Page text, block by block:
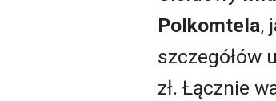
Polkomtela,
szczegółów
zł. Łącznie